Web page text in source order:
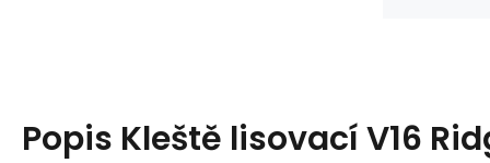
Popis Kleště lisovací V16